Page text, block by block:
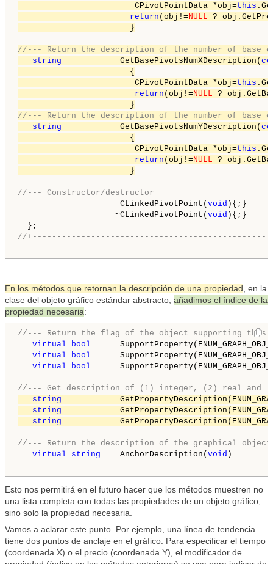
CPivotPointData *obj=this
return (obj!=NULL ?
}
//--- Return the description of the number of base
string GetBasePivotsNumXDescription(
{
CPivotPointData *obj=this
return (obj!=NULL ?
//--- Return the description of the number of base
string GetBasePivotsNumYDescription(
{
CPivotPointData *obj=this
return (obj!=NULL ?
}
//--- Constructor/destructor
CLinkedPivotPoint( void ){;}
~CLinkedPivotPoint( void ){;}
//
En los métodos que retornan la descripción de una propiedad , en la
clase del objeto gráfico estándar abstracto, añadimos el índice de la
propiedad necesaria:
//--- Return the flag of the object supporting this
virtual
bool
virtual
bool
virtual
bool
//--- Get description of (1) integer, (2) real and
string
string
string
//--- Return the description of the graphical object
virtual
string AnchorDescription( void
Esto nos permitirá en el futuro hacer que los métodos muestren no
una lista completa con todas las propiedades de un objeto gráfico,
sino solo la propiedad necesaria.
Vamos a aclarar este punto. Por ejemplo, una línea de tendencia
tiene dos puntos de anclaje en el gráfico. Para especificar el tiempo
(coordenada X) o el precio (coordenada Y), el modificador de